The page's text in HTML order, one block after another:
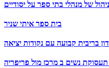
בית ספר איתי שניר
בריבית קבועה עם נקודות יציאה
תעסוקת נשים ב מרכז מול פריפריה